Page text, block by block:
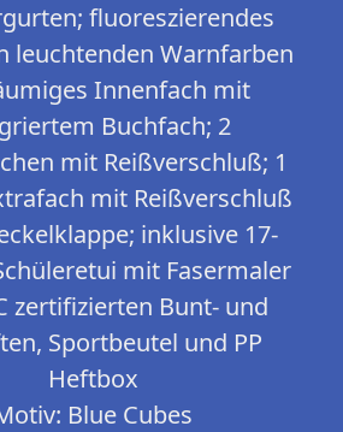
fluoreszierendes
leuchtenden Warnfarben
Innenfach mit
Buchfach; 2
mit Reißverschluß; 1
mit Reißverschluß
inklusive 17-
mit Fasermaler
zertifizierten Bunt- und
Sportbeutel und PP
Heftbox
Blue Cubes